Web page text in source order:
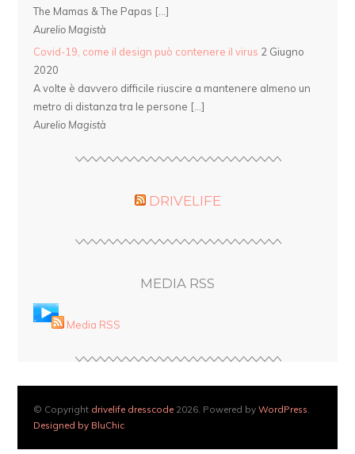
The Mamas & The Papas […]
Aurelio Magistà
Covid-19, come il design può contenere il virus 2 Giugno
2020
A volte è davvero difficile riuscire a mantenere almeno un
metro di distanza tra le persone […]
Aurelio Magistà
DRIVELIFE
MEDIA RSS
Media RSS
© Copyright drivelife dresscode 2026. Powered byWordPress
Designed by BluChic